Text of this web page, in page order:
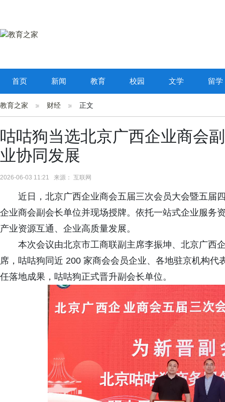
首页 新闻 教育 校园 文学 留学
教育之家 财经 正文
咕咕狗当选北京广西企业商会
业协同发展
2026-06-03 11:21 来源： 互联网
近日，北京广西企业商会五届三次会员大会暨五届
企业商会副会长单位并现场授牌。依托一站式企业服务
产业资源互通、企业高质量发展。
本次会议由北京市工商联副主席李振坤、北京广西
席，咕咕狗同近 200 家商会会员企业、各地驻京机构
任落地成果，咕咕狗正式晋升副会长单位。